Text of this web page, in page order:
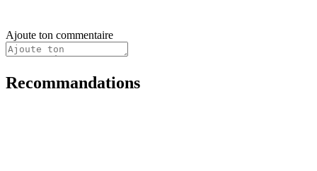
Ajoute ton commentaire
Recommandations